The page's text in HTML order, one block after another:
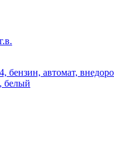
бензин, автомат,
белый